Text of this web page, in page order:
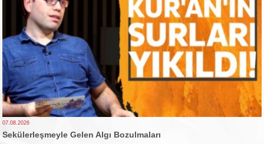
07.08.2026
Sekülerleşmeyle Gelen Algı Bozulmaları